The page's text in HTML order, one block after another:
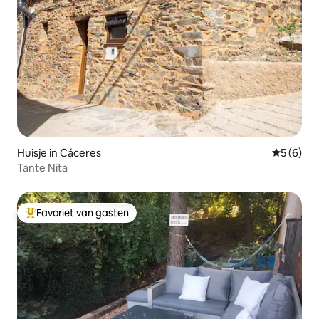
Huisje in Cáceres‎
5 (6)
Tante Nita
Topfavoriet van gasten
Favoriet van gasten